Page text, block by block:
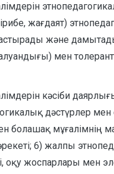
жағдаят)
және
мен
кәсіби
дәстүрлер
болашақ мұғалімнің
әрекеті; 6) жалпы
оқу жоспарлары мен